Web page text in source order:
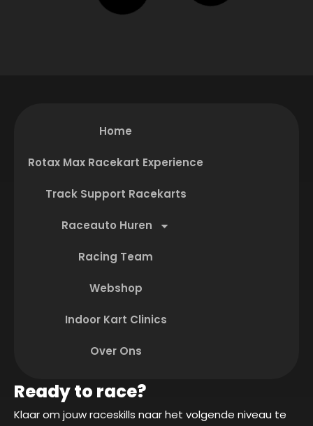
Home
Rotax Max Racekart Experience
Track Support Racekarts
Raceauto Huren
Racing Team
Webshop
Indoor Kart Clinics
Over Ons
Ready to race?
Klaar om jouw raceskills naar het volgende niveau te